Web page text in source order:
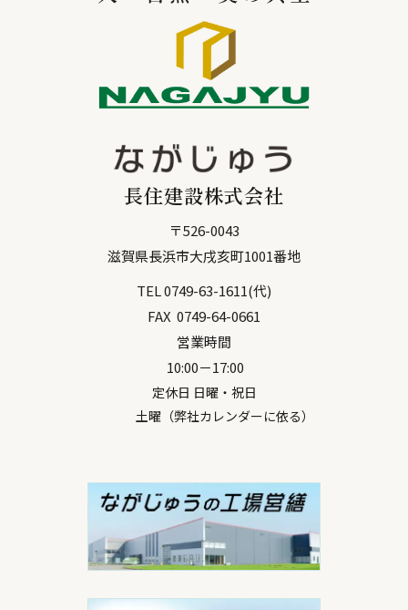
長住建設株式会社
〒526-0043
滋賀県長浜市大戌亥町1001番地
TEL0749-63-1611(代)
FAX 0749-64-0661
営業時間
10:00－17:00
定休日 日曜・祝日
土曜（弊社カレンダーに依る）